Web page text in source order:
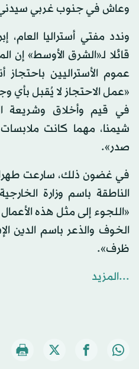
وعاش في جنوب غربي
وندد مفتي أستراليا العام،
قائلا لـ«الشرق الأوسط»
عموم الأستراليين
«عمل الاحتجاز لا يُقبل بأي
في قيم وأخلاق وشريعة
شيمنا، مهما كانت
صدر».
في غضون ذلك، سارعت طهران
الناطقة باسم وزارة
«اللجوء إلى مثل هذه
الخوف والذعر باسم الدين
ظرف».
...المزيد